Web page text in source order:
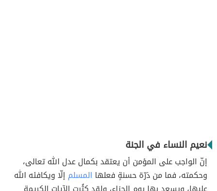
نعيم النساء في الجنة
إنّ الواجب على المؤمن أن يعتقد بكمال عدل الله تعالى،
وحكمته، فما من ذرّة حسنةٍ فعلها المسلم إلّا ويكافئه الله